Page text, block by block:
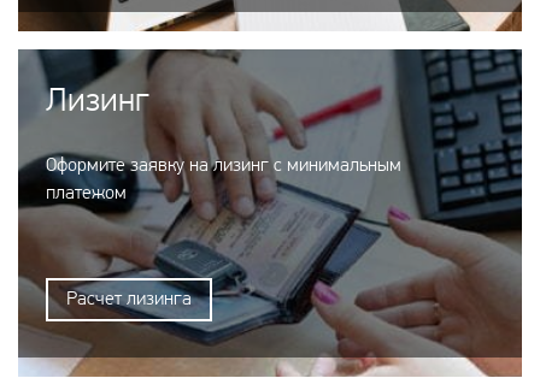
Лизинг
Оформите заявку на лизинг с минимальным
платежом
Расчет лизинга